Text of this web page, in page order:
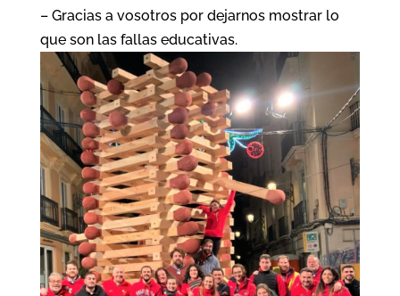
– Gracias a vosotros por dejarnos mostrar lo
que son las fallas educativas.